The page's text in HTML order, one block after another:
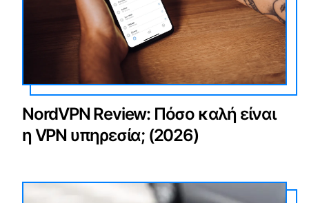
NordVPN Review: Πόσο καλή είναι
η VPN υπηρεσία; (2026)